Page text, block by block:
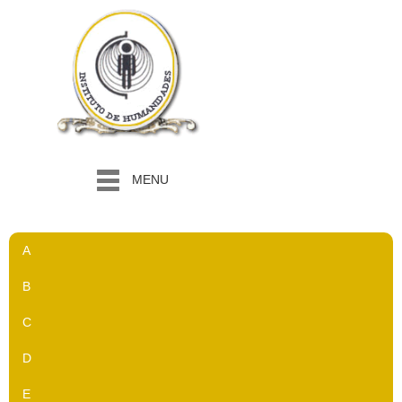
MENU
A
B
C
D
E